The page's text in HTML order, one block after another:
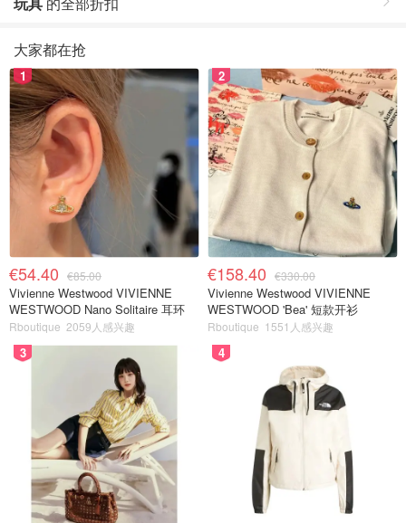
大家都在抢
1
€54.40 €85.00
Vivienne Westwood VIVIENNE
WESTWOOD Nano Solitaire 耳环
Rboutique 2059人感兴趣
2
€158.40 €330.00
Vivienne Westwood VIVIENNE
WESTWOOD 'Bea' 短款开衫
Rboutique 1551人感兴趣
3 4